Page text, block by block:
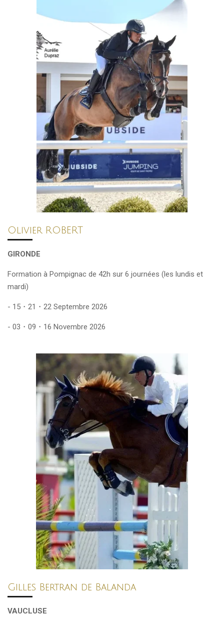
Olivier ROBERT
GIRONDE
Formation à Pompignac de 42h sur 6 journées (les lundis et
mardi)
- 15・21・22 Septembre 2026
- 03・09・16 Novembre 2026
Gilles Bertran de Balanda
VAUCLUSE